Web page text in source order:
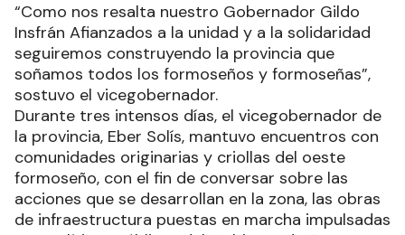
“Como nos resalta nuestro Gobernador Gildo
Insfrán Afianzados a la unidad y a la solidaridad
seguiremos construyendo la provincia que
soñamos todos los formoseños y formoseñas”,
sostuvo el vicegobernador.
Durante tres intensos días, el vicegobernador de
la provincia, Eber Solís, mantuvo encuentros con
comunidades originarias y criollas del oeste
formoseño, con el fin de conversar sobre las
acciones que se desarrollan en la zona, las obras
de infraestructura puestas en marcha impulsadas